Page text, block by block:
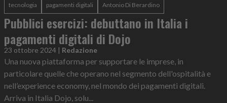
tecnologia pagamenti digitali Antonio Di Berardino
Pubblici esercizi: debuttano in Italia i
pagamenti digitali di Dojo
23 ottobre 2024 | Redazione
Una nuova piattaforma per supportare le imprese, in
particolare quelle che operano nel segmento dell'ospitalità e
nell’experience economy, nel mondo dei pagamenti digitali.
Arriva in Italia Dojo, solu...